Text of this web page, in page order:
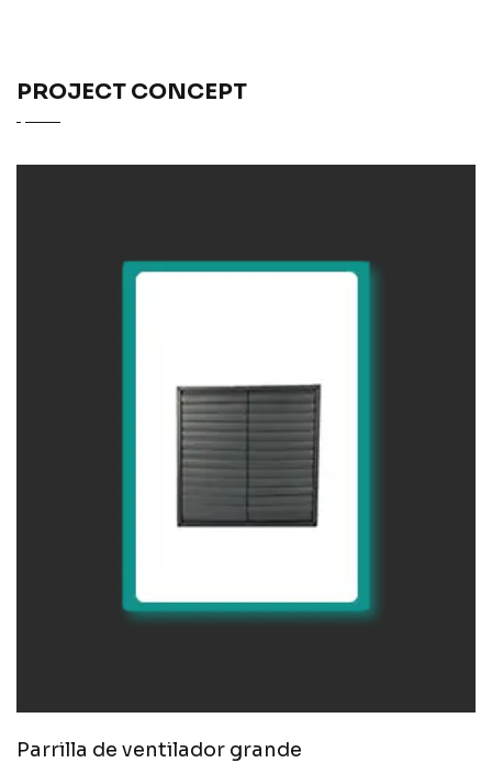
PROJECT CONCEPT
Parrilla de ventilador grande